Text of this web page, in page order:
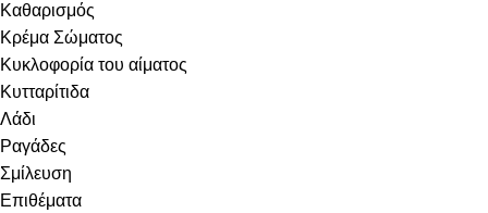
Καθαρισμός
Κρέμα Σώματος
Κυκλοφορία του αίματος
Κυτταρίτιδα
Λάδι
Ραγάδες
Σμίλευση
Επιθέματα